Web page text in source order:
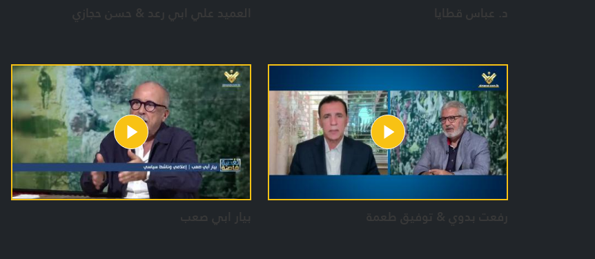
د. عباس قطايا العميد علي ابي رعد & حسن حجازي
رفعت بدوي & توفيق طعمة بيار ابي صعب